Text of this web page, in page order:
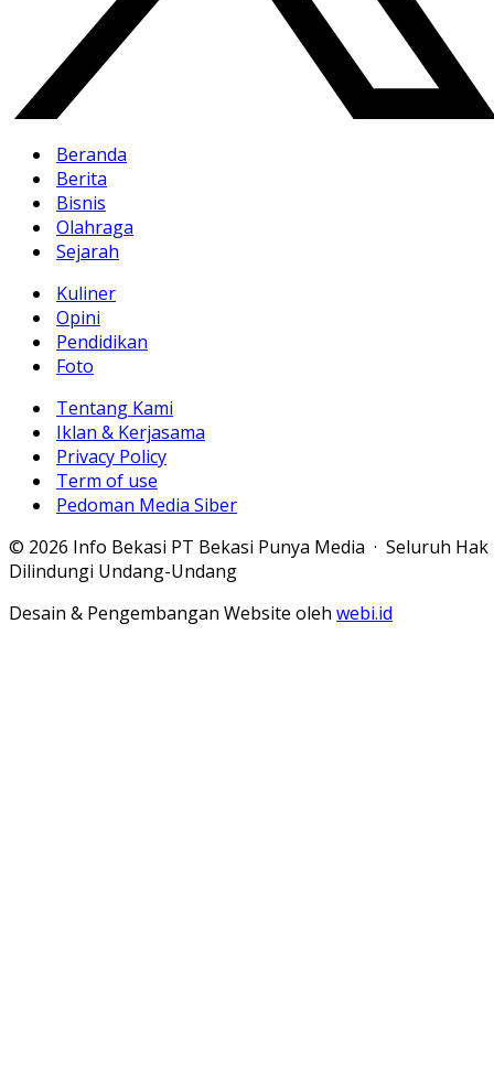
Beranda
Berita
Bisnis
Olahraga
Sejarah
Kuliner
Opini
Pendidikan
Foto
Tentang Kami
Iklan & Kerjasama
Privacy Policy
Term of use
Pedoman Media Siber
© 2026 Info Bekasi PT Bekasi Punya Media · Seluruh Hak
Dilindungi Undang-Undang
Desain & Pengembangan Website oleh webi.id